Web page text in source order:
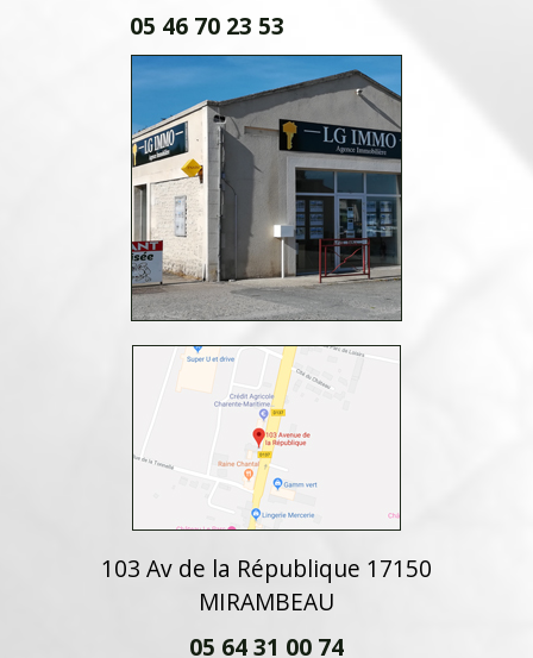
05 46 70 23 53
103 Av de la République 17150
MIRAMBEAU
05 64 31 00 74